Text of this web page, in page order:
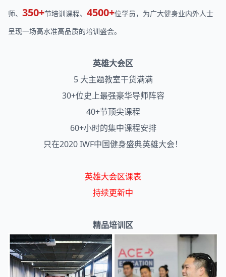
师、 350+节培训课程、 4500+位学员，为广大健身业内外人士
呈现一场高水准高品质的培训盛会。
英雄大会区
5 大主题教室干货满满
30+位史上最强豪华导师阵容
40+节顶尖课程
60+小时的集中课程安排
只在2020 IWF中国健身盛典英雄大会！
英雄大会区课表
持续更新中
精品培训区